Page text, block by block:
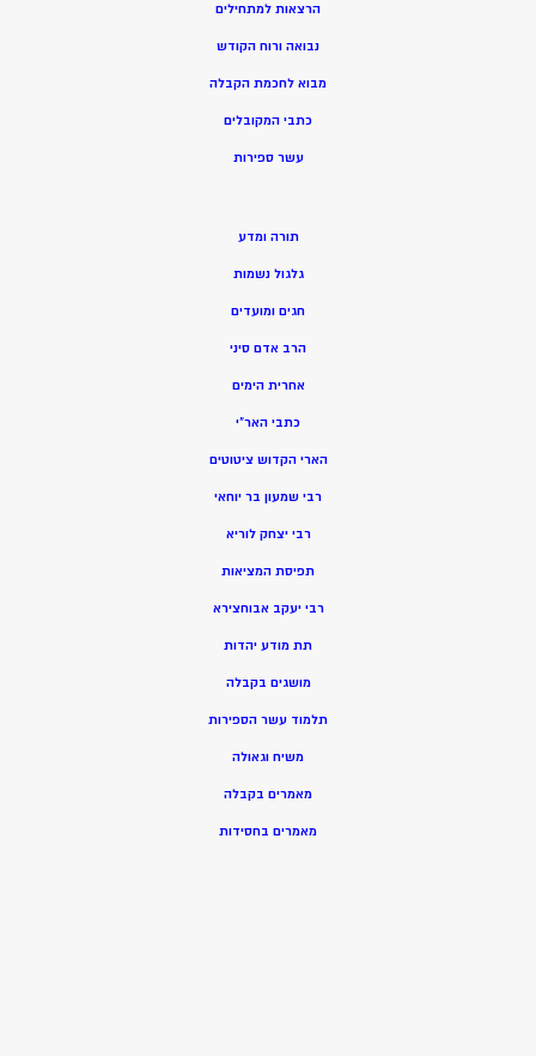
הרצאות למתחילים
נבואה ורוח הקודש
מבוא לחכמת הקבלה
כתבי המקובלים
עשר ספירות
תורה ומדע
גלגול נשמות
חגים ומועדים
הרב אדם סיני
אחרית הימים
כתבי האר”י
הארי הקדוש ציטוטים
רבי שמעון בר יוחאי
רבי יצחק לוריא
תפיסת המציאות
רבי יעקב אבוחצירא
תת מודע יהדות
מושגים בקבלה
תלמוד עשר הספירות
משיח וגאולה
מאמרים בקבלה
מאמרים בחסידות